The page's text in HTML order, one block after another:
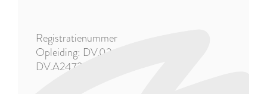
Registratienummer
Opleiding: DV.0247290 | Advies:
DV.A247291